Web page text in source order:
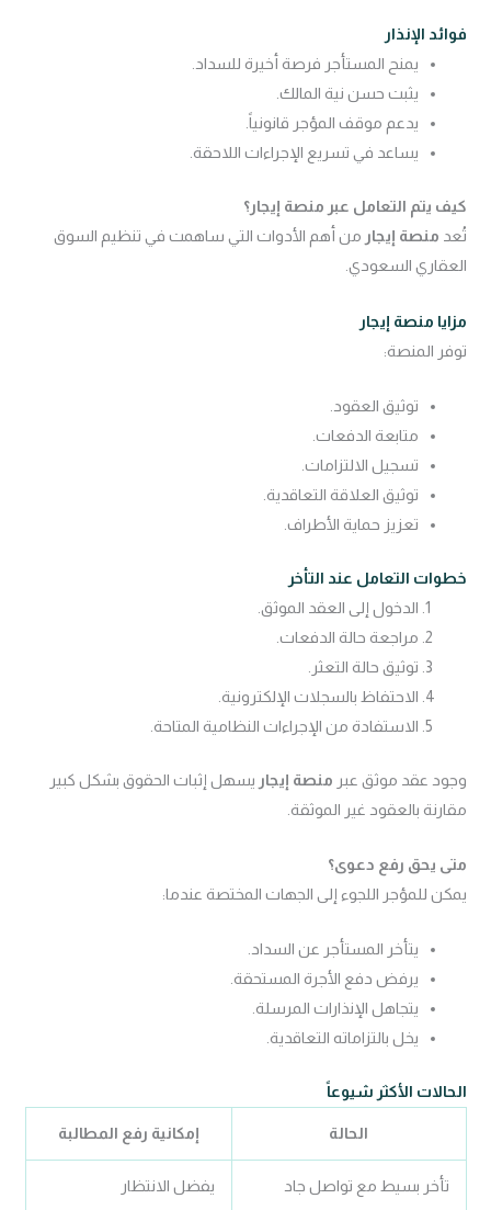
فوائد الإنذار
يمنح المستأجر فرصة أخيرة للسداد.
يثبت حسن نية المالك.
يدعم موقف المؤجر قانونياً.
يساعد في تسريع الإجراءات اللاحقة.
كيف يتم التعامل عبر منصة إيجار؟
تُعد منصة إيجار من أهم الأدوات التي ساهمت في تنظيم السوق
العقاري السعودي.
مزايا منصة إيجار
توفر المنصة:
توثيق العقود.
متابعة الدفعات.
تسجيل الالتزامات.
توثيق العلاقة التعاقدية.
تعزيز حماية الأطراف.
خطوات التعامل عند التأخر
الدخول إلى العقد الموثق.
مراجعة حالة الدفعات.
توثيق حالة التعثر.
الاحتفاظ بالسجلات الإلكترونية.
الاستفادة من الإجراءات النظامية المتاحة.
وجود عقد موثق عبر منصة إيجار يسهل إثبات الحقوق بشكل كبير
مقارنة بالعقود غير الموثقة.
متى يحق رفع دعوى؟
يمكن للمؤجر اللجوء إلى الجهات المختصة عندما:
يتأخر المستأجر عن السداد.
يرفض دفع الأجرة المستحقة.
يتجاهل الإنذارات المرسلة.
يخل بالتزاماته التعاقدية.
الحالات الأكثر شيوعاً
الحالة إمكانية رفع المطالبة
تأخر بسيط مع تواصل جاد يفضل الانتظار